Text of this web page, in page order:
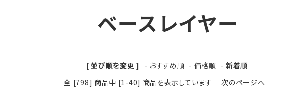
サイズで選ぶ
XSSMLXLXXL
WOMENS
特集で選ぶ
アグッズ
ッズ
ウェア・ギア
ヴィンテージなアイテム
ベースレイヤー
[ 並び順を変更 ] - おすすめ順 - 価格順 - 新着順
全 [798] 商品中 [1-40] 商品を表示しています
次のページへ